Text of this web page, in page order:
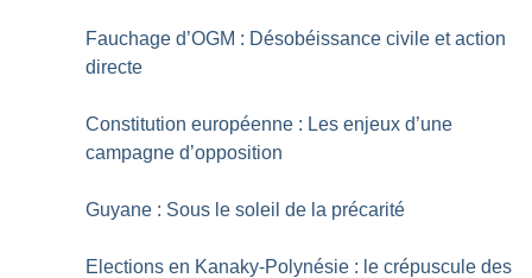
Fauchage d’OGM : Désobéissance civile et action
directe
Constitution européenne : Les enjeux d’une
campagne d’opposition
Guyane : Sous le soleil de la précarité
Elections en Kanaky-Polynésie : le crépuscule des